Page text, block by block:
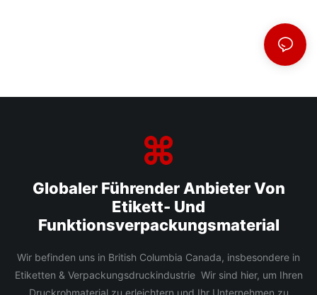
Globaler Führender Anbieter Von
Etikett- Und
Funktionsverpackungsmaterial
Wir befinden uns in British Columbia Canada, insbesondere in
Etiketten & Verpackungsdruckindustrie Wir sind hier, um Ihren
Druckrohmaterial zu erleichtern und Ihr Unternehmen zu